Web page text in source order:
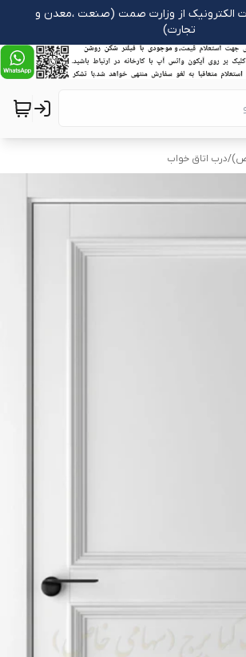
الکترونیک از وزارت صمت (صنعت ،معدن و
تجارت)
/درب اتاق خواب